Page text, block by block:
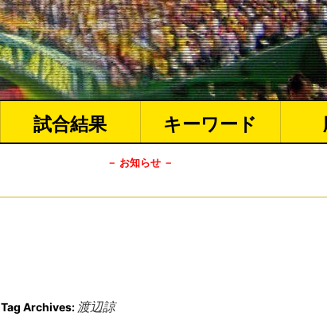
試合結果 キーワード
－ お知らせ －
Tag Archives: 渡辺諒